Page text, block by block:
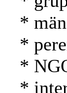
*
*
*
*